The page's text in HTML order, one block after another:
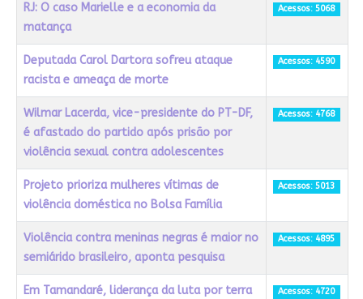
RJ: O caso Marielle e a economia da
matança
Acessos: 5068
Deputada Carol Dartora sofreu ataque
racista e ameaça de morte
Acessos: 4590
Wilmar Lacerda, vice-presidente do PT-DF,
é afastado do partido após prisão por
violência sexual contra adolescentes
Acessos: 4768
Projeto prioriza mulheres vítimas de
violência doméstica no Bolsa Família
Acessos: 5013
Violência contra meninas negras é maior no
semiárido brasileiro, aponta pesquisa
Acessos: 4895
Em Tamandaré, liderança da luta por terra
Acessos: 4720